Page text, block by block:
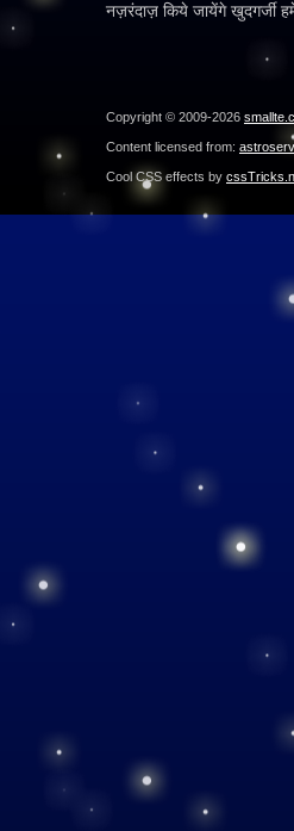
नज़रंदाज़ किये जायेंगे खुदगर्जी
Copyright © 2009-2026
Content licensed from:
Cool CSS effects by